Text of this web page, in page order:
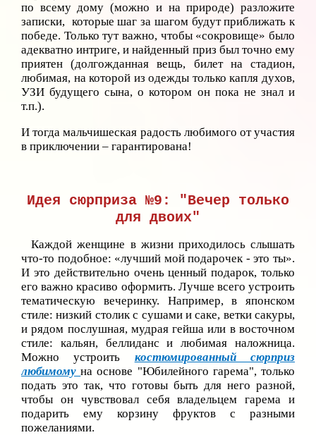
по всему дому (можно и на природе) разложите
записки, которые шаг за шагом будут приближать к
победе. Только тут важно, чтобы «сокровище» было
адекватно интриге, и найденный приз был точно ему
приятен (долгожданная вещь, билет на стадион,
любимая, на которой из одежды только капля духов,
УЗИ будущего сына, о котором он пока не знал и
т.п.).
И тогда мальчишеская радость любимого от участия
в приключении – гарантирована!
Идея сюрприза №9: "Вечер только
для двоих"
Каждой женщине в жизни приходилось слышать
что-то подобное: «лучший мой подарочек - это ты».
И это действительно очень ценный подарок, только
его важно красиво оформить. Лучше всего устроить
тематическую вечеринку. Например, в японском
стиле: низкий столик с сушами и саке, ветки сакуры,
и рядом послушная, мудрая гейша или в восточном
стиле: кальян, беллиданс и любимая наложница.
Можно устроить костюмированный сюрприз
любимомуна основе "Юбилейного гарема", только
подать это так, что готовы быть для него разной,
чтобы он чувствовал себя владельцем гарема и
подарить ему корзину фруктов с разными
пожеланиями.